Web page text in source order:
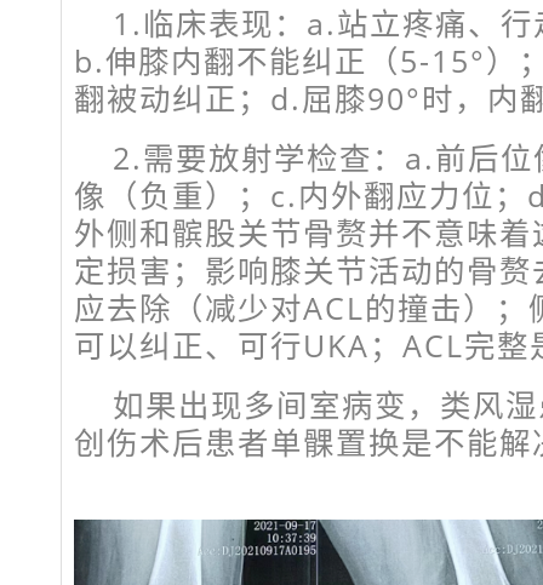
1.临床表现：a.站立疼痛、
b.伸膝内翻不能纠正（5-15°）
翻被动纠正；d.屈膝90°时，内
2.需要放射学检查：a.前后
像（负重）；c.内外翻应力位
外侧和髌股关节骨赘并不意味
定损害；影响膝关节活动的骨
应去除（减少对ACL的撞击）
可以纠正、可行UKA；ACL完
如果出现多间室病变，类风
创伤术后患者单髁置换是不能